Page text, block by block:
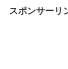
スポンサーリ